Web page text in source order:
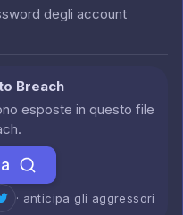
degli account
Breach
esposte in questo file
· anticipa gli aggressori